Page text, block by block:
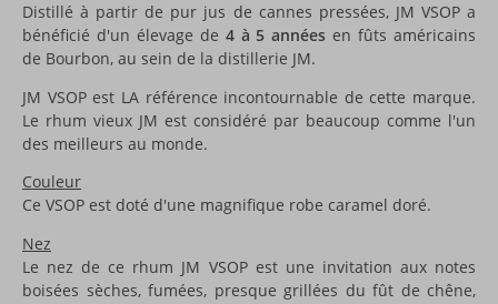
Distillé à partir de pur jus de cannes pressées, JM VSOP a
bénéficié d'un élevage de 4 à 5 années en fûts américains
de Bourbon, au sein de la distillerie JM.
JM VSOP est LA référence incontournable de cette marque.
Le rhum vieux JM est considéré par beaucoup comme l'un
des meilleurs au monde.
Couleur
Ce VSOP est doté d'une magnifique robe caramel doré.
Nez
Le nez de ce rhum JM VSOP est une invitation aux notes
boisées sèches, fumées, presque grillées du fût de chêne,